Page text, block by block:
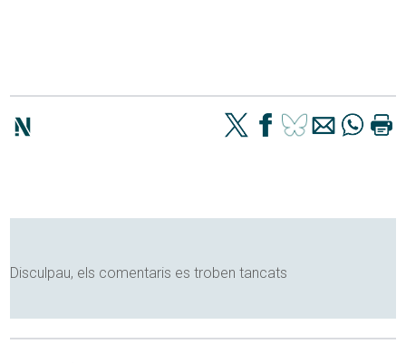
Disculpau, els comentaris es troben tancats